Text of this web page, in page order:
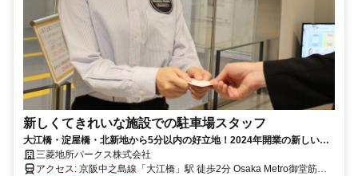
新しくてきれいな施設での駐車場スタッフ
大江橋・淀屋橋・北新地から5分以内の好立地！2024年開業の新しい施
設で働けます。週2日～勤務OK！未経験の方大歓迎！
三菱地所パークス株式会社
アクセス: 京阪中之島線「大江橋」駅 徒歩2分 Osaka Metro御堂筋